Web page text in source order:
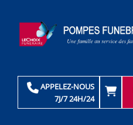
APPELEZ-NOUS
7J/7 24H/24